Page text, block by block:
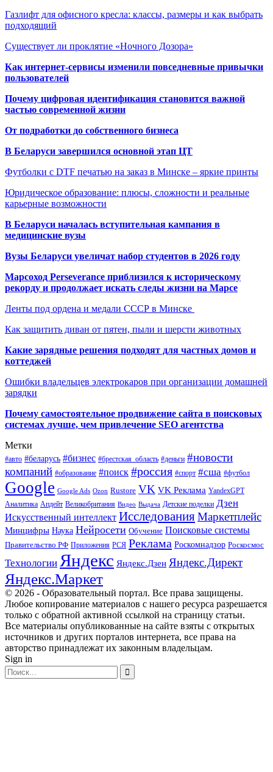
Газлифт для офисного кресла: классы, размеры и как выбрать
подходящий
Существует ли проклятие «Ночного Дозора»
Как интернет-сервисы изменили повседневные привычки
пользователей
Почему цифровая идентификация становится важной
частью современной жизни
От подработки до собственного бизнеса
В Беларуси завершился основной этап ЦТ
Футболки с DTF печатью на заказ в Минске – яркие принты
Юридическое образование: плюсы, сложности и реальные
карьерные возможности
В Беларуси началась вступительная кампания в
медицинские вузы
Вузы Беларуси увеличат набор студентов в 2026 году
Марсоход Perseverance приблизился к историческому
рекорду и продолжает искать следы жизни на Марсе
Ленты под ордена и медали СССР в Минске
Как защитить диван от пятен, пыли и шерсти животных
Какие зарядные решения подходят для частных домов и
коттеджей
Ошибки владельцев электрокаров при организации домашней
зарядки
Почему самостоятельное продвижение сайта в поисковых
системах лучше, чем привлечение SEO агентства
Метки
#авто #беларусь #бизнес #брестская_область #деньги #новости
компаний #образование #поиск #россия #спорт #сша #футбол
Google Google Ads Ozon Rustore VK VK Реклама YandexGPT
Аналитика Апдейт Великобритания Видео Выдача Детские поделки Дзен
Искусственный интеллект ИсследованияМаркетплейс
Минцифры Наука Нейросети Обучение Поисковые системы
Правительство РФ Приложения РСЯ Реклама Роскомнадзор Роскосмос
Технологии Яндекс Яндекс.Дзен Яндекс.Директ
Яндекс.Маркет
© 2026 - Образовательный портал. Все права защищены.
Любое копирование материалов с нашего ресурса разрешается
только с обратной активной ссылкой на страницу статьи.
Все материалы опубликованные на сайте взяты с открытых
источников и других порталов интернета, все права на
авторство принадлежат их законным владельцам.
Sign in